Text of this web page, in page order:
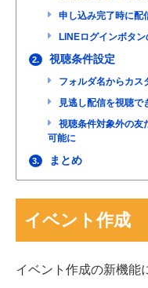
申し込み完了時に配
LINEログインボタ
2. 視聴条件設定
フォルダ名からカス
見逃し配信を視聴で
視聴条件対象外の友
可能に
3. まとめ
イベント作成
イベント作成の新機能